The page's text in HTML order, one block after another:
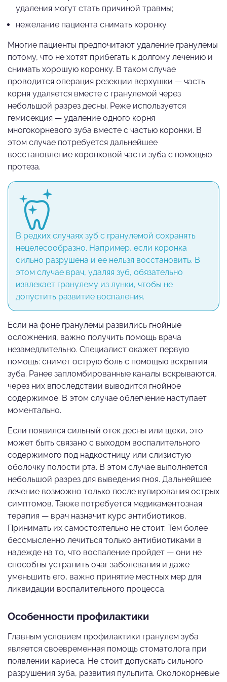
удаления могут стать причиной травмы;
нежелание пациента снимать коронку.
Многие пациенты предпочитают удаление гранулемы
потому, что не хотят прибегать к долгому лечению и
снимать хорошую коронку. В таком случае
проводится операция резекции верхушки — часть
корня удаляется вместе с гранулемой через
небольшой разрез десны. Реже используется
гемисекция — удаление одного корня
многокорневого зуба вместе с частью коронки. В
этом случае потребуется дальнейшее
восстановление коронковой части зуба с помощью
протеза.
В редких случаях зуб с гранулемой сохранять
нецелесообразно. Например, если коронка
сильно разрушена и ее нельзя восстановить. В
этом случае врач, удаляя зуб, обязательно
извлекает гранулему из лунки, чтобы не
допустить развитие воспаления.
Если на фоне гранулемы развились гнойные
осложнения, важно получить помощь врача
незамедлительно. Специалист окажет первую
помощь: снимет острую боль с помощью вскрытия
зуба. Ранее запломбированные каналы вскрываются,
через них впоследствии выводится гнойное
содержимое. В этом случае облегчение наступает
моментально.
Если появился сильный отек десны или щеки, это
может быть связано с выходом воспалительного
содержимого под надкостницу или слизистую
оболочку полости рта. В этом случае выполняется
небольшой разрез для выведения гноя. Дальнейшее
лечение возможно только после купирования острых
симптомов. Также потребуется медикаментозная
терапия — врач назначит курс антибиотиков.
Принимать их самостоятельно не стоит. Тем более
бессмысленно лечиться только антибиотиками в
надежде на то, что воспаление пройдет — они не
способны устранить очаг заболевания и даже
уменьшить его, важно принятие местных мер для
ликвидации воспалительного процесса.
Особенности профилактики
Главным условием профилактики гранулем зуба
является своевременная помощь стоматолога при
появлении кариеса. Не стоит допускать сильного
разрушения зуба, развития пульпита. Околокорневые